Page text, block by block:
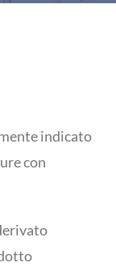
indicato
con